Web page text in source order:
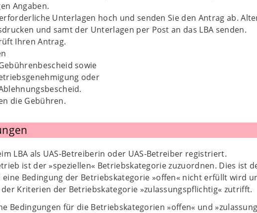
Angaben.
Unterlagen hoch und senden Sie den Antrag ab.
und samt der Unterlagen per Post an das LBA senden.
Ihren Antrag.
sowie
oder
die Gebühren.
LBA als UAS-Betreiberin oder UAS-Betreiber registriert.
ist der »speziellen« Betriebskategorie zuzuordnen. Dies ist
eine Bedingung der Betriebskategorie »offen« nicht erfüllt wird
der Kriterien der Betriebskategorie »zulassungspflichtig« zutrifft.
Bedingungen für die Betriebskategorien »offen« und